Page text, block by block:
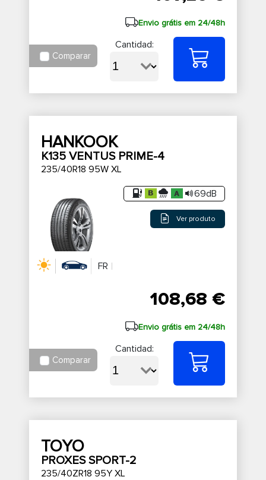
Envio grátis em 24/48h
Comparar
Cantidad:
HANKOOK
K135 VENTUS PRIME-4
235/40R18 95W XL
69dB
Ver produto
FR
108,68 €
Envio grátis em 24/48h
Comparar
Cantidad:
TOYO
PROXES SPORT-2
235/40ZR18 95Y XL